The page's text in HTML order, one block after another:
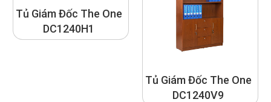
Tủ Giám Đốc The One
DC1240H1
Tủ Giám Đốc The One
DC1240V9